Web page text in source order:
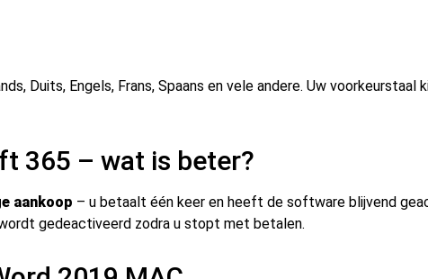
Duits, Engels, Frans, Spaans en vele andere. Uw voorkeurstaal
365 – wat is beter?
aankoop – u betaalt één keer en heeft de software blijvend
gedeactiveerd zodra u stopt met betalen.